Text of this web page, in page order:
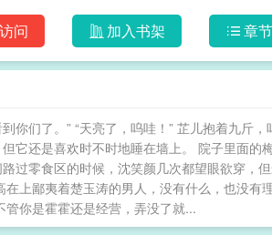
问 加入书架 章
你们了。” “天亮了，呜哇！” 芷儿抱着九斤
它还是喜欢时不时地睡在墙上。 院子里面的
过零食区的时候，沈笑颜几次都望眼欲穿，
上鄙夷着楚玉涛的男人，没有什么，也没有
你是霍霍还是经营，弄没了就...